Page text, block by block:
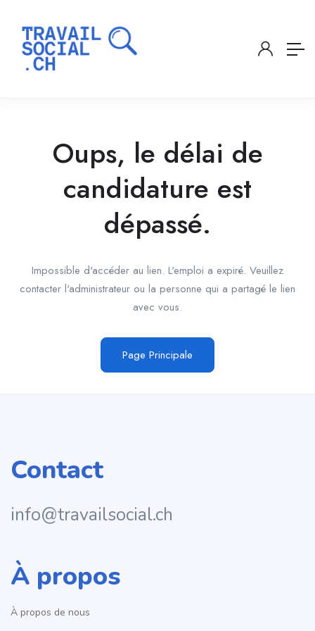
Oups, le délai de
candidature est
dépassé.
Impossible d'accéder au lien. L'emploi a expiré. Veuillez
contacter l'administrateur ou la personne qui a partagé le lien
avec vous.
Page Principale
Contact
info@travailsocial.ch
À propos
À propos de nous